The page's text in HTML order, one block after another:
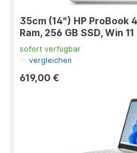
35cm (14") HP ProBook
Ram, 256 GB SSD, Win
sofort verfügbar
vergleichen
619,00 €